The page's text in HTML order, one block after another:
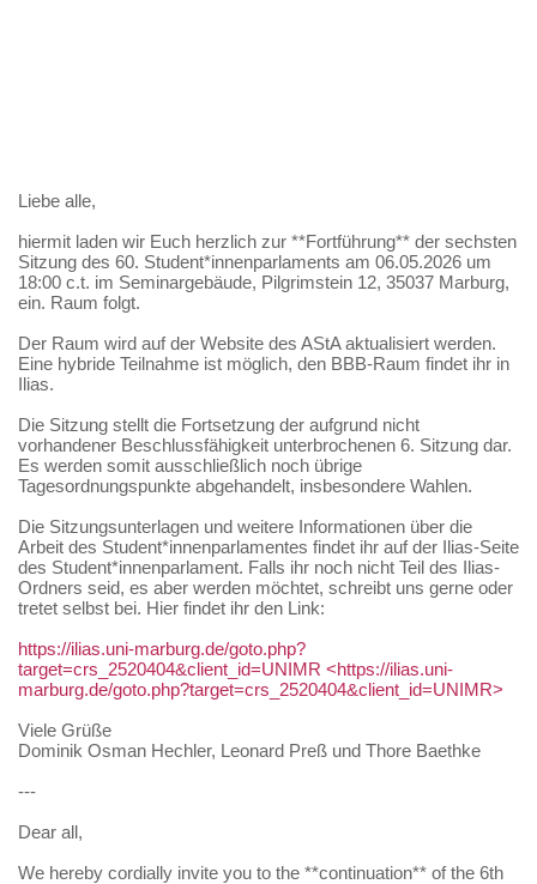
Liebe alle,
hiermit laden wir Euch herzlich zur **Fortführung** der sechsten
Sitzung des 60. Student*innenparlaments am 06.05.2026 um
18:00 c.t. im Seminargebäude, Pilgrimstein 12, 35037 Marburg,
ein. Raum folgt.
Der Raum wird auf der Website des AStA aktualisiert werden.
Eine hybride Teilnahme ist möglich, den BBB-Raum findet ihr in
Ilias.
Die Sitzung stellt die Fortsetzung der aufgrund nicht
vorhandener Beschlussfähigkeit unterbrochenen 6. Sitzung dar.
Es werden somit ausschließlich noch übrige
Tagesordnungspunkte abgehandelt, insbesondere Wahlen.
Die Sitzungsunterlagen und weitere Informationen über die
Arbeit des Student*innenparlamentes findet ihr auf der Ilias-Seite
des Student*innenparlament. Falls ihr noch nicht Teil des Ilias-
Ordners seid, es aber werden möchtet, schreibt uns gerne oder
tretet selbst bei. Hier findet ihr den Link:
https://ilias.uni-marburg.de/goto.php?
target=crs_2520404&client_id=UNIMR <https://ilias.uni-
marburg.de/goto.php?target=crs_2520404&client_id=UNIMR>
Viele Grüße
Dominik Osman Hechler, Leonard Preß und Thore Baethke
---
Dear all,
We hereby cordially invite you to the **continuation** of the 6th